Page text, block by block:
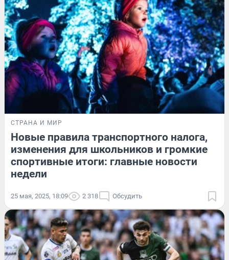
СТРАНА И МИР
Новые правила транспортного налога,
изменения для школьников и громкие
спортивные итоги: главные новости
недели
25 мая, 2025, 18:09 2 318 Обсудить